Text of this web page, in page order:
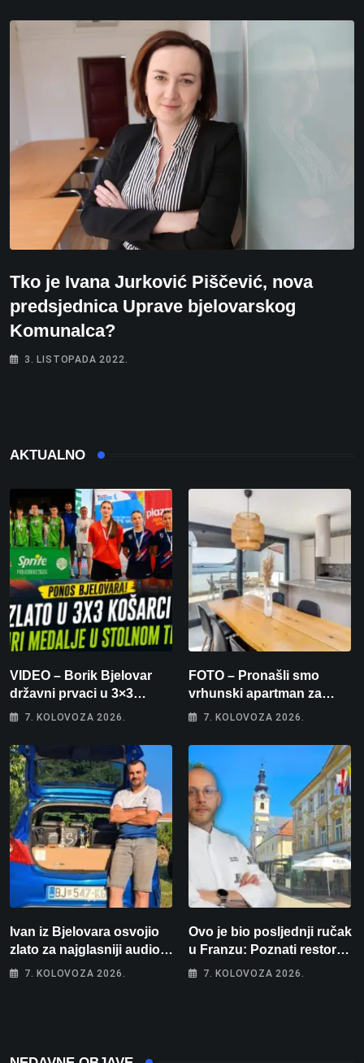
Tko je Ivana Jurković Piščević, nova
predsjednica Uprave bjelovarskog
Komunalca?
3. LISTOPADA 2022.
AKTUALNO
VIDEO – Borik Bjelovar
državni prvaci u 3×3
košarci, Klara Končar je
stolnom tenisu!
7. KOLOVOZA 2026.
FOTO – Pronašli smo
vrhunski apartman za
odmor: Pogled na more, tri
osvaja
7. KOLOVOZA 2026.
Ivan iz Bjelovara osvojio
zlato za najglasniji audio
sustav i srušio osobni
7. KOLOVOZA 2026.
Ovo je bio posljednji ručak
u Franzu: Poznati restoran
otišao u povijest, a
7. KOLOVOZA 2026.